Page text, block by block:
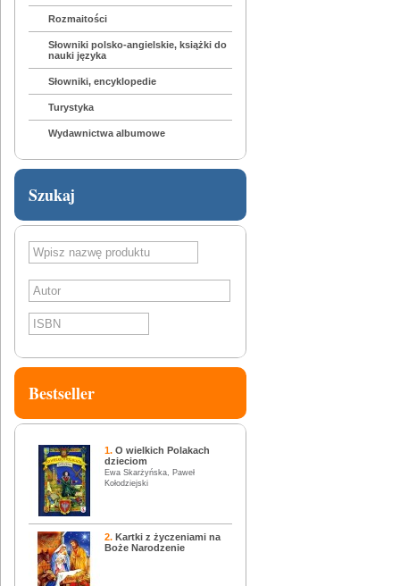
Rozmaitości
Słowniki polsko-angielskie, książki do
nauki języka
Słowniki, encyklopedie
Turystyka
Wydawnictwa albumowe
Szukaj
Bestseller
1. O wielkich Polakach
dzieciom
Ewa Skarżyńska, Paweł
Kołodziejski
2. Kartki z życzeniami na
Boże Narodzenie